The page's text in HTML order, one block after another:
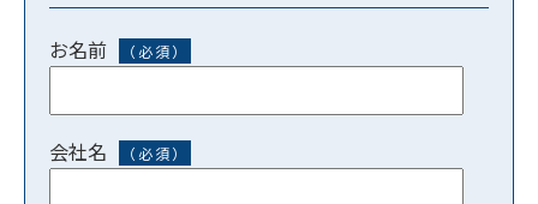
お名前 （必須）
会社名 （必須）